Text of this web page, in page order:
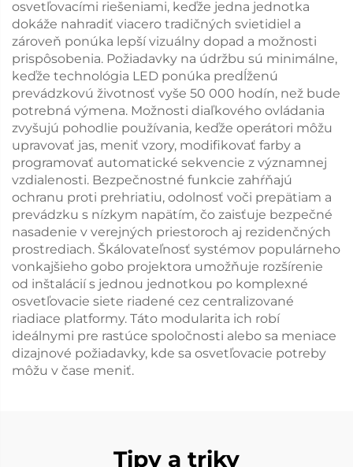
osvetľovacími riešeniami, keďže jedna jednotka
dokáže nahradiť viacero tradičných svietidiel a
zároveň ponúka lepší vizuálny dopad a možnosti
prispôsobenia. Požiadavky na údržbu sú minimálne,
keďže technológia LED ponúka predĺženú
prevádzkovú životnosť vyše 50 000 hodín, než bude
potrebná výmena. Možnosti diaľkového ovládania
zvyšujú pohodlie používania, keďže operátori môžu
upravovať jas, meniť vzory, modifikovať farby a
programovať automatické sekvencie z významnej
vzdialenosti. Bezpečnostné funkcie zahŕňajú
ochranu proti prehriatiu, odolnosť voči prepätiam a
prevádzku s nízkym napätím, čo zaisťuje bezpečné
nasadenie v verejných priestoroch aj rezidenčných
prostrediach. Škálovateľnosť systémov populárneho
vonkajšieho gobo projektora umožňuje rozšírenie
od inštalácií s jednou jednotkou po komplexné
osvetľovacie siete riadené cez centralizované
riadiace platformy. Táto modularita ich robí
ideálnymi pre rastúce spoločnosti alebo sa meniace
dizajnové požiadavky, kde sa osvetľovacie potreby
môžu v čase meniť.
Tipy a triky